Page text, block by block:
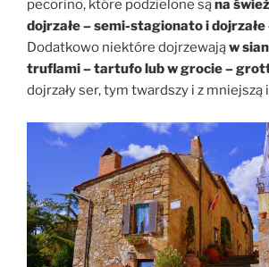
pecorino, które podzielone sąna
dojrzałe – semi-stagionato i
Dodatkowo niektóre dojrzewająw
truflami – tartufo lub w grocie –
dojrzały ser, tym twardszy i z mniejszą